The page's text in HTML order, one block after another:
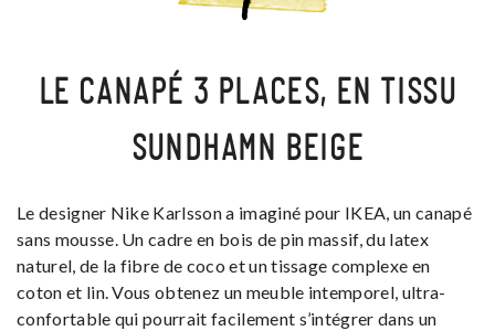
LE CANAPÉ 3 PLACES, EN TISSU
SUNDHAMN BEIGE
Le designer Nike Karlsson a imaginé pour IKEA, un canapé
sans mousse. Un cadre en bois de pin massif, du latex
naturel, de la fibre de coco et un tissage complexe en
coton et lin. Vous obtenez un meuble intemporel, ultra-
confortable qui pourrait facilement s’intégrer dans un